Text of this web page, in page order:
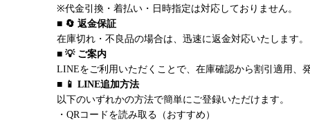
※代金引換・着払い・日時指定は対応しておりません。
■ 🔄 返金保証
在庫切れ・不良品の場合は、迅速に返金対応いたします。
■ 💡 ご案内
LINEをご利用いただくことで、在庫確認から割引適用、
■ 📱 LINE追加方法
以下のいずれかの方法で簡単にご登録いただけます。
・QRコードを読み取る（おすすめ）